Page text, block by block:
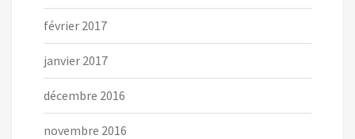
février 2017
janvier 2017
décembre 2016
novembre 2016